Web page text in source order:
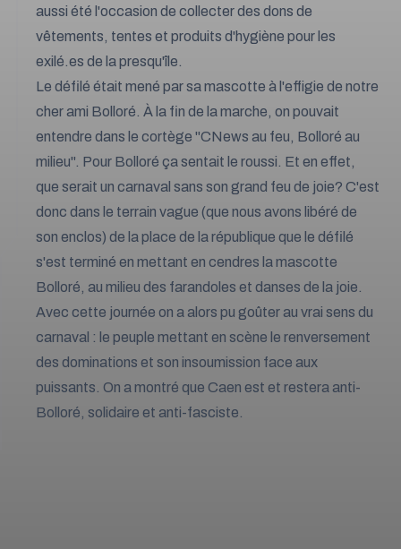
aussi été l'occasion de collecter des dons de
vêtements, tentes et produits d'hygiène pour les
exilé.es de la presqu'île.
Le défilé était mené par sa mascotte à l'effigie de notre
cher ami Bolloré. À la fin de la marche, on pouvait
entendre dans le cortège "CNews au feu, Bolloré au
milieu". Pour Bolloré ça sentait le roussi. Et en effet,
que serait un carnaval sans son grand feu de joie? C'est
donc dans le terrain vague (que nous avons libéré de
son enclos) de la place de la république que le défilé
s'est terminé en mettant en cendres la mascotte
Bolloré, au milieu des farandoles et danses de la joie.
Avec cette journée on a alors pu goûter au vrai sens du
carnaval : le peuple mettant en scène le renversement
des dominations et son insoumission face aux
puissants. On a montré que Caen est et restera anti-
Bolloré, solidaire et anti-fasciste.